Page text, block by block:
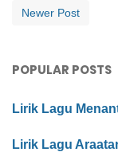
Newer Post
POPULAR POSTS
Lirik Lagu
Lirik Lagu